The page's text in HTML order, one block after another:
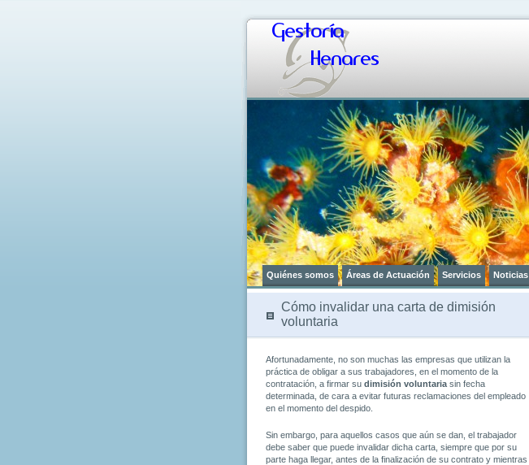
Gestoría
Henares
Quiénes somos Áreas de Actuación Servicios Noticias
Cómo invalidar una carta de dimisión
voluntaria
Afortunadamente, no son muchas las empresas que utilizan la
práctica de obligar a sus trabajadores, en el momento de la
contratación, a firmar su dimisión voluntaria sin fecha
determinada, de cara a evitar futuras reclamaciones del empleado
en el momento del despido.
Sin embargo, para aquellos casos que aún se dan, el trabajador
debe saber que puede invalidar dicha carta, siempre que por su
parte haga llegar, antes de la finalización de su contrato y mientras